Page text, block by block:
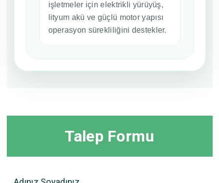
işletmeler için elektrikli yürüyüş,
lityum akü ve güçlü motor yapısı
operasyon sürekliliğini destekler.
Talep Formu